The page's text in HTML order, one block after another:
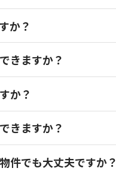
か？
きますか？
か？
きますか？
件でも大丈夫ですか？